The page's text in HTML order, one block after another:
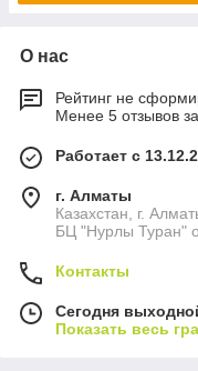
О нас
Рейтинг не
Менее 5 отзывов
Работает с
г. Алматы
Казахстан, г.
БЦ "Нурлы Туран"
Контакты
Сегодня
Показать весь